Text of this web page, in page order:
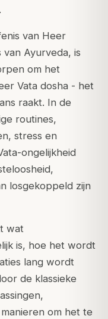
van Heer
Ayurveda, is
om het
Vata dosha - het
raakt. In de
routines,
stress en
ongelijkheid
losgekoppeld zijn
wat
is, hoe het wordt
lang wordt
de klassieke
om het te